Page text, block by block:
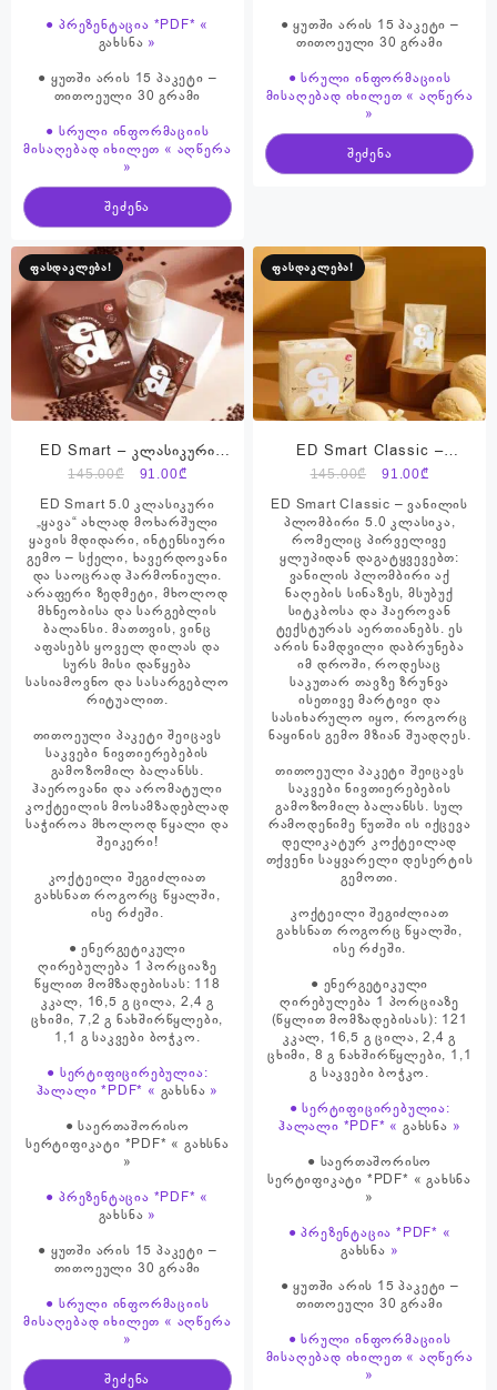
● პრეზენტაცია *PDF* «
გახსნა »
● ყუთში არის 15 პაკეტი –
თითოეული 30 გრამი
● სრული ინფორმაციის
მისაღებად იხილეთ « აღწერა
»
შეძენა
● ყუთში არის 15 პაკეტი –
თითოეული 30 გრამი
● სრული ინფორმაციის
მისაღებად იხილეთ « აღწერა
»
შეძენა
ფასდაკლება!
ED Smart – კლასიკური
ყავა
145.00₾
Original
price
was:
145.00₾.
91.00₾Current
price
is:
91.00₾.
ED Smart 5.0 კლასიკური
„ყავა“ ახლად მოხარშული
ყავის მდიდარი, ინტენსიური
გემო – სქელი, ხავერდოვანი
და საოცრად ჰარმონიული.
არაფერი ზედმეტი, მხოლოდ
მხნეობისა და სარგებლის
ბალანსი. მათთვის, ვინც
აფასებს ყოველ დილას და
სურს მისი დაწყება
სასიამოვნო და სასარგებლო
რიტუალით.
თითოეული პაკეტი შეიცავს
საკვები ნივთიერებების
გამოზომილ ბალანსს.
ჰაეროვანი და არომატული
კოქტეილის მოსამზადებლად
საჭიროა მხოლოდ წყალი და
შეიკერი!
კოქტეილი შეგიძლიათ
გახსნათ როგორც წყალში,
ისე რძეში.
● ენერგეტიკული
ღირებულება 1 პორციაზე
წყლით მომზადებისას: 118
კკალ, 16,5 გ ცილა, 2,4 გ
ცხიმი, 7,2 გ ნახშირწყლები,
1,1 გ საკვები ბოჭკო.
● სერტიფიცირებულია:
ჰალალი *PDF* « გახსნა »
● საერთაშორისო
სერტიფიკატი *PDF* « გახსნა
»
● პრეზენტაცია *PDF* «
გახსნა »
● ყუთში არის 15 პაკეტი –
თითოეული 30 გრამი
● სრული ინფორმაციის
მისაღებად იხილეთ « აღწერა
»
შეძენა
ფასდაკლება!
ED Smart Classic –
ვანილის პლომბირი
145.00₾
Original
price
was:
145.00₾.
91.00₾Current
price
is:
91.00₾.
ED Smart Classic – ვანილის
პლომბირი 5.0 კლასიკა,
რომელიც პირველივე
ყლუპიდან დაგატყვევებთ:
ვანილის პლომბირი აქ
ნაღების სინაზეს, მსუბუქ
სიტკბოსა და ჰაეროვან
ტექსტურას აერთიანებს. ეს
არის ნამდვილი დაბრუნება
იმ დროში, როდესაც
საკუთარ თავზე ზრუნვა
ისეთივე მარტივი და
სასიხარულო იყო, როგორც
ნაყინის გემო მზიან შუადღეს.
თითოეული პაკეტი შეიცავს
საკვები ნივთიერებების
გამოზომილ ბალანსს. სულ
რამოდენიმე წუთში ის იქცევა
დელიკატურ კოქტეილად
თქვენი საყვარელი დესერტის
გემოთი.
კოქტეილი შეგიძლიათ
გახსნათ როგორც წყალში,
ისე რძეში.
● ენერგეტიკული
ღირებულება 1 პორციაზე
(წყლით მომზადებისას): 121
კკალ, 16,5 გ ცილა, 2,4 გ
ცხიმი, 8 გ ნახშირწყლები, 1,1
გ საკვები ბოჭკო.
● სერტიფიცირებულია:
ჰალალი *PDF* « გახსნა »
● საერთაშორისო
სერტიფიკატი *PDF* «გახსნა
»
● პრეზენტაცია *PDF* «
გახსნა »
● ყუთში არის 15 პაკეტი –
თითოეული 30 გრამი
● სრული ინფორმაციის
მისაღებად იხილეთ « აღწერა
»